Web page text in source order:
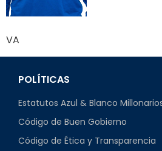
VA
POLÍTICAS
Estatutos Azul & Blanco Millonarios
Código de Buen Gobierno
Código de Ética y Transparencia